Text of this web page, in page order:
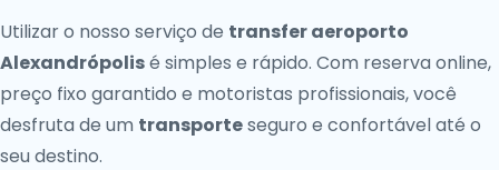
Utilizar o nosso serviço de transfer aeroporto
Alexandrópolisé simples e rápido. Com reserva online,
preço fixo garantido e motoristas profissionais, você
desfruta de um transporteseguro e confortável até o
seu destino.